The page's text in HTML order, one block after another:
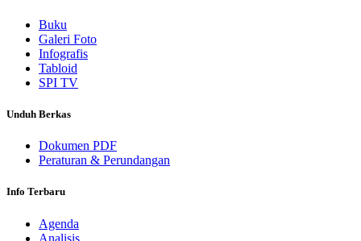
Buku
Galeri Foto
Infografis
Tabloid
SPI TV
Unduh Berkas
Dokumen PDF
Peraturan & Perundangan
Info Terbaru
Agenda
Analisis